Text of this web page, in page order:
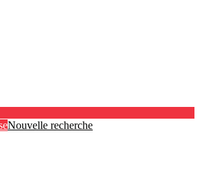
Nouvelle recherche